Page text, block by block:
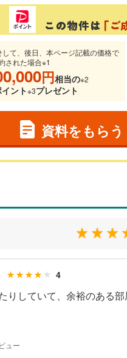
て、後日、本ページ記載の価格で
された場合※1
円相当の※2
ント※3プレゼント
資料をもらう
4
りしていて、余裕のある
ュー